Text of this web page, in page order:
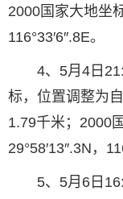
2000国家大地坐
116°33′6″.8E。
4、5月4日
标，位置调整为
1.79千米；2000
29°58′13″.3N，
5、5月6日